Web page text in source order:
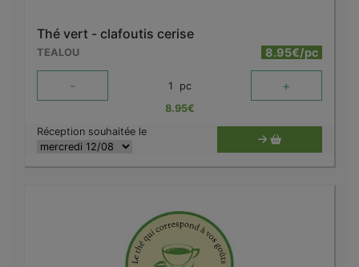
Thé vert - clafoutis cerise
TEALOU 8.95€/pc
- 1 pc +
8.95€
Réception souhaitée le